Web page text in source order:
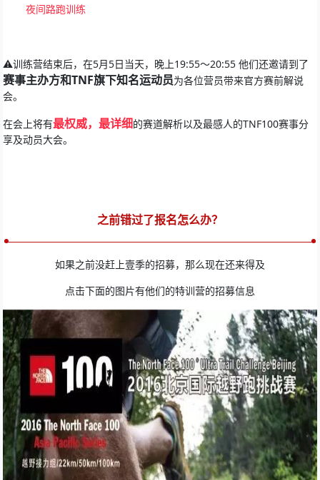
夜间路跑训练
⚠️训练营结束后，在5月5日当天，晚上19:55～20:55 他们还邀请到了
赛事主办方和TNF旗下知名运动员为各位营员带来官方赛前解说
会。
在会上将有最权威，最详细的赛道解析以及最感人的TNF100赛事分
享及动员大会。
之前错过了报名怎么办？
如果之前没赶上壹季的招募，那么现在还来得及
点击下面的图片有他们的特训营的招募信息